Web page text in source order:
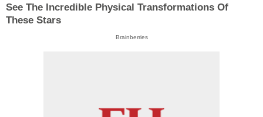
See The Incredible Physical Transformations Of
These Stars
Brainberries